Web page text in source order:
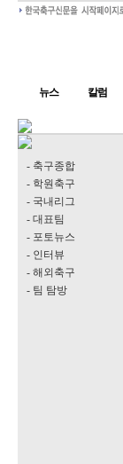
뉴스 칼럼
- 축구종합
- 학원축구
- 국내리그
- 대표팀
- 포토뉴스
- 인터뷰
- 해외축구
- 팀 탐방